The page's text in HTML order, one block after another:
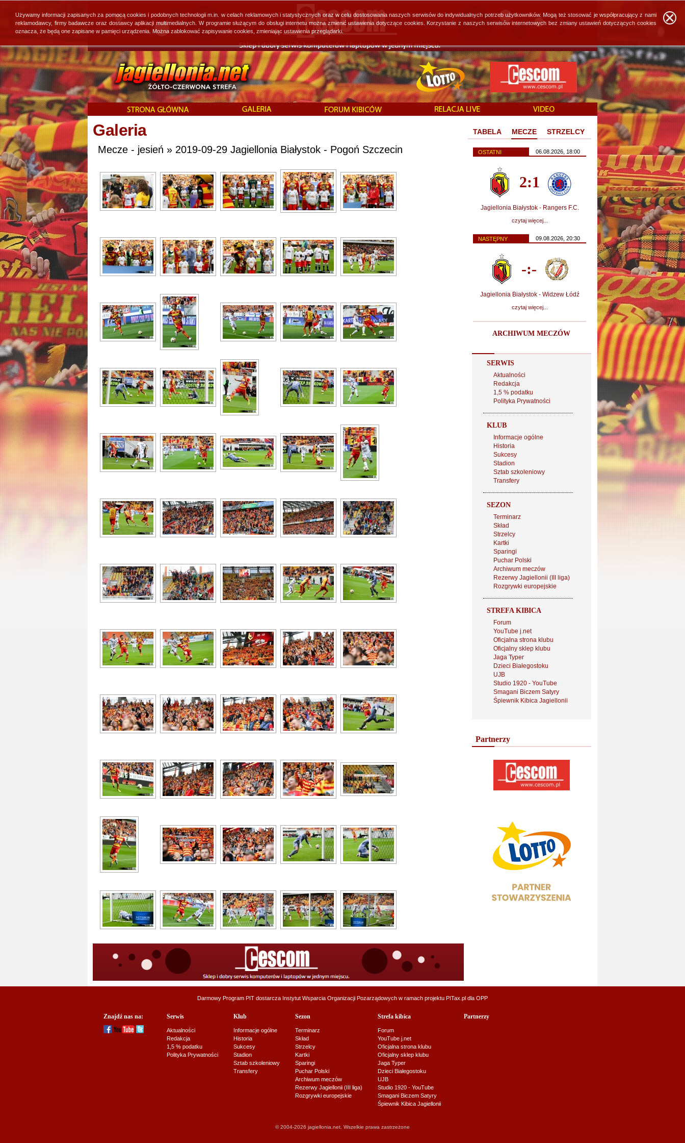
Galeria
Mecze - jesień » 2019-09-29 Jagiellonia Białystok - Pogoń Szczecin
TABELA MECZE STRZELCY
OSTATNI 06.08.2026, 18:00
2:1
Jagiellonia Białystok - Rangers F.C.
czytaj więcej...
NASTĘPNY 09.08.2026, 20:30
-:-
Jagiellonia Białystok - Widzew Łódź
czytaj więcej...
ARCHIWUM MECZÓW
SERWIS
Aktualności
Redakcja
1,5 % podatku
Polityka Prywatności
KLUB
Informacje ogólne
Historia
Sukcesy
Stadion
Sztab szkoleniowy
Transfery
SEZON
Terminarz
Skład
Strzelcy
Kartki
Sparingi
Puchar Polski
Archiwum meczów
Rezerwy Jagiellonii (III liga)
Rozgrywki europejskie
STREFA KIBICA
Forum
YouTube j.net
Oficjalna strona klubu
Oficjalny sklep klubu
Jaga Typer
Dzieci Białegostoku
UJB
Studio 1920 - YouTube
Smagani Biczem Satyry
Śpiewnik Kibica Jagiellonii
Partnerzy
Darmowy Program PIT dostarcza Instytut Wsparcia Organizacji Pozarządowych w ramach projektu PITax.pl dla OPP
Znajdź nas na: Serwis
Aktualności
Redakcja
1,5 % podatku
Polityka Prywatności
Klub
Informacje ogólne
Historia
Sukcesy
Stadion
Sztab szkoleniowy
Transfery
Sezon
Terminarz
Skład
Strzelcy
Kartki
Sparingi
Puchar Polski
Archiwum meczów
Rezerwy Jagiellonii (III liga)
Rozgrywki europejskie
Strefa kibica
Forum
YouTube j.net
Oficjalna strona klubu
Oficjalny sklep klubu
Jaga Typer
Dzieci Białegostoku
UJB
Studio 1920 - YouTube
Smagani Biczem Satyry
Śpiewnik Kibica Jagiellonii
Partnerzy
© 2004-2026 jagiellonia.net. Wszelkie prawa zastrzeżone
Używamy informacji zapisanych za pomocą cookies i podobnych technologii m.in. w celach reklamowych i statystycznych oraz w celu dostosowania naszych serwisów do indywidualnych potrzeb użytkowników. Mogą też stosować je współpracujący z nami
reklamodawcy, firmy badawcze oraz dostawcy aplikacji multimedialnych. W programie służącym do obsługi internetu można zmienić ustawienia dotyczące cookies. Korzystanie z naszych serwisów internetowych bez zmiany ustawień dotyczących cookies
oznacza, że będą one zapisane w pamięci urządzenia. Można zablokować zapisywanie cookies, zmieniając ustawienia przeglądarki.